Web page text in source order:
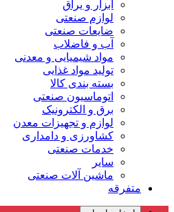
ابزار و یراق
لوازم صنعتی
ضایعات صنعتی
آب و فاضلاب
مواد شیمیایی و معدنی
تولید مواد غذایی
بسته بندی کالا
اتوماسیون صنعتی
برق و الکترونیک
لوازم و تجهیزات معدن
کشاورزی و دامداری
خدمات صنعتی
سایر
ماشین آلات صنعتی
متفرقه